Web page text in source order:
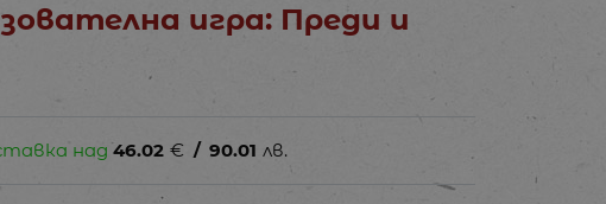
игра: Преди и
над46.02 € / 90.01 лв.